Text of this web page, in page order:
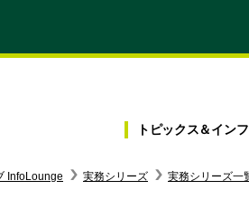
トピックス＆イン
InfoLounge 実務シリーズ 実務シリーズ一